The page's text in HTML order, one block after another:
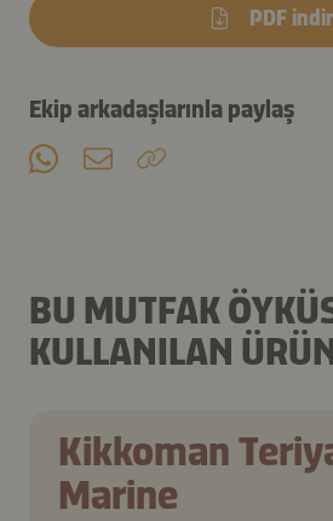
PDF indir
Ekip arkadaşlarınla paylaş
BU MUTFAK
KULLANILAN
Kikkoman
Marine